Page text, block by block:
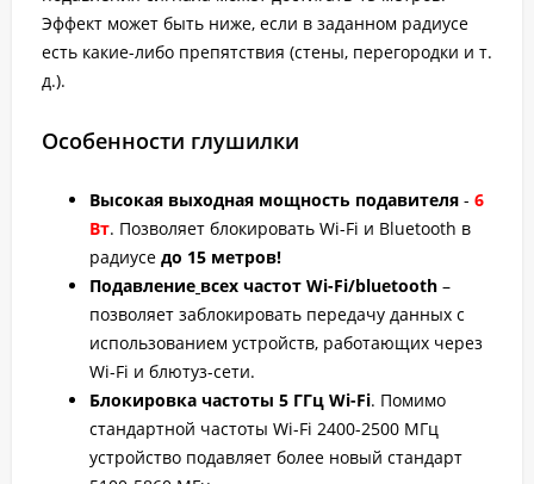
Эффект может быть ниже, если в заданном радиусе
есть какие-либо препятствия (стены, перегородки и т.
д.).
Особенности глушилки
Высокая выходная мощность подавителя - 6
Вт. Позволяет блокировать Wi-Fi и Bluetooth в
радиусе до 15 метров!
Подавление всех частот Wi-Fi/bluetooth –
позволяет заблокировать передачу данных с
использованием устройств, работающих через
Wi-Fi и блютуз-сети.
Блокировка частоты 5 ГГц Wi-Fi. Помимо
стандартной частоты Wi-Fi 2400-2500 МГц
устройство подавляет более новый стандарт